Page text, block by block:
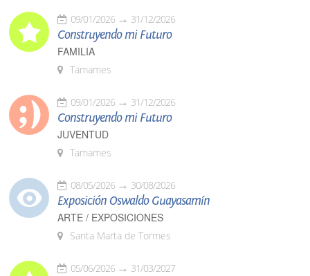
09/01/2026 31/12/2026
Construyendo mi Futuro
FAMILIA
Tamames
09/01/2026 31/12/2026
Construyendo mi Futuro
JUVENTUD
Tamames
08/05/2026 30/08/2026
Exposición Oswaldo Guayasamín
ARTE / EXPOSICIONES
Santa Marta de Tormes
05/06/2026 31/03/2027